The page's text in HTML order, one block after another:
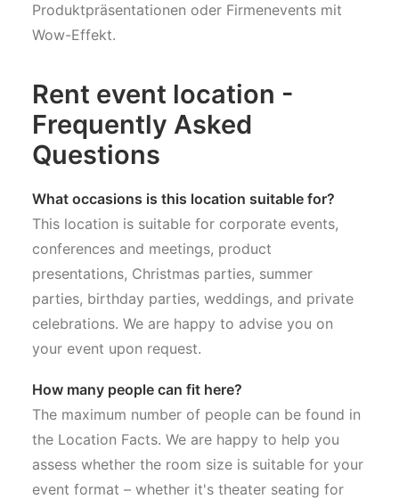
Produktpräsentationen oder Firmenevents mit
Wow-Effekt.
Rent event location -
Frequently Asked
Questions
What occasions is this location suitable for?
This location is suitable for corporate events,
conferences and meetings, product
presentations, Christmas parties, summer
parties, birthday parties, weddings, and private
celebrations. We are happy to advise you on
your event upon request.
How many people can fit here?
The maximum number of people can be found in
the Location Facts. We are happy to help you
assess whether the room size is suitable for your
event format – whether it's theater seating for